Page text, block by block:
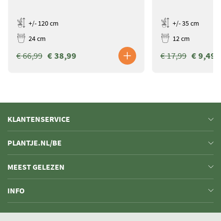
+/- 120 cm
24 cm
€ 38,99
€ 66,99
+/- 35 cm
12 cm
€ 9,49
€ 17,99
KLANTENSERVICE
PLANTJE.NL/BE
MEEST GELEZEN
INFO